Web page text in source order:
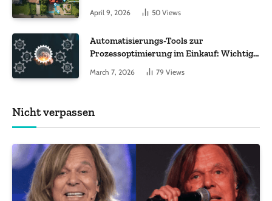
Worauf es bei 200 bis 500 m² wirklich
ankommt
April 9, 2026 50 Views
Automatisierungs-Tools zur
Prozessoptimierung im Einkauf: Wichtige
Funktionen, auf die Sie achten sollten
March 7, 2026 79 Views
Nicht verpassen